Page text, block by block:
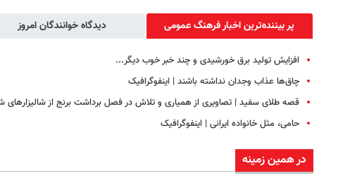
پر بیننده‌ترین اخبار فرهنگ عمومی دیدگاه خوانندگان امروز
افزایش تولید برق خورشیدی و چند خبر خوب دیگر...
چاق‌ها عذاب وجدان نداشته باشند | اینفوگرافیک
قصه طلای سفید | تصاویری از همیاری و تلاش در فصل برداشت برنج از
حامی، مثل خانواده ایرانی | اینفوگرافیک
در همین زمینه